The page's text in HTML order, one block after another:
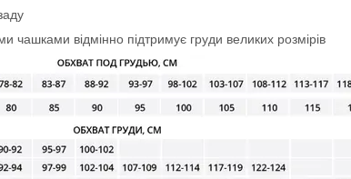
чашками відмінно підтримує груди великих розмірів